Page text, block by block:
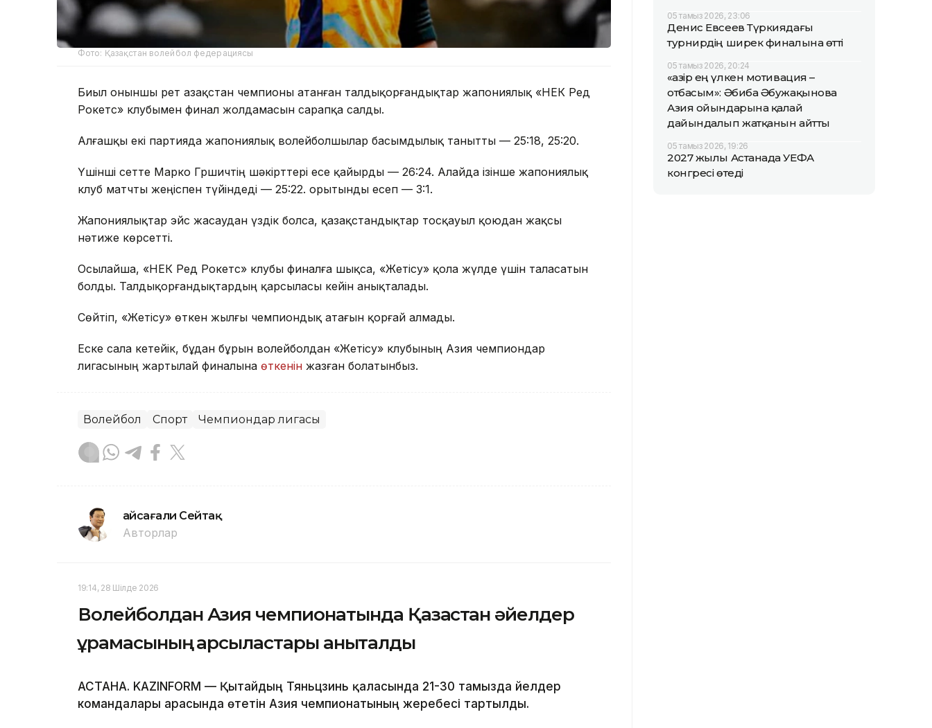
Фото: Қазақстан волейбол федерациясы
Биыл оныншы рет Қазақстан чемпионы атанған талдықорғандықтар жапониялық «НЕК Ред
Рокетс» клубымен финал жолдамасын сарапқа салды.
Алғашқы екі партияда жапониялық волейболшылар басымдылық танытты — 25:18, 25:20.
Үшінші сетте Марко Гршичтің шәкірттері есе қайырды — 26:24. Алайда ізінше жапониялық
клуб матчты жеңіспен түйіндеді — 25:22. Қорытынды есеп — 3:1.
Жапониялықтар эйс жасаудан үздік болса, қазақстандықтар тосқауыл қоюдан жақсы
нәтиже көрсетті.
Осылайша, «НЕК Ред Рокетс» клубы финалға шықса, «Жетісу» қола жүлде үшін таласатын
болды. Талдықорғандықтардың қарсыласы кейін анықталады.
Сөйтіп, «Жетісу» өткен жылғы чемпиондық атағын қорғай алмады.
Еске сала кетейік, бұдан бұрын волейболдан «Жетісу» клубының Азия чемпиондар
лигасының жартылай финалына өткенін жазған болатынбыз.
Волейбол Спорт Чемпиондар лигасы
Ғайсағали Сейтақ
Авторлар
19:14, 28 Шілде 2026
Волейболдан Азия чемпионатында Қазақстан әйелдер
құрамасының қарсыластары анықталды
АСТАНА. KAZINFORM — Қытайдың Тяньцзинь қаласында 21-30 тамызда әйелдер
командалары арасында өтетін Азия чемпионатының жеребесі тартылды.
05 тамыз 2026, 23:06
Денис Евсеев Түркиядағы
турнирдің ширек финалына өтті
05 тамыз 2026, 20:24
«Қазір ең үлкен мотивация –
отбасым»: Әбиба Әбужақынова
Азия ойындарына қалай
дайындалып жатқанын айтты
05 тамыз 2026, 19:26
2027 жылы Астанада УЕФА
конгресі өтеді